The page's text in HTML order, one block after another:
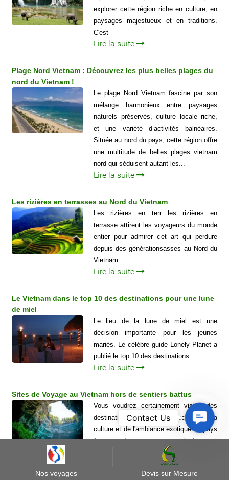
explorer cette région riche en culture, en
paysages majestueux et en traditions.
C'est
Lire la suite
Plage Nord Vietnam : Découvrez les plus belles plages du
nord du Vietnam !
Le plage Nord Vietnam fascine par son
mélange harmonieux entre paysages
naturels préservés, culture locale riche,
et une variété d’activités balnéaires.
Située au nord du pays, cette région offre
une multitude de belles plages vietnam
nord qui séduisent autant les...
Lire la suite
Les rizières en terrasses au Nord du Vietnam
Les rizières en terr les rizières en
terrasse attirent les voyageurs du monde
entier pour admirer cet art qui perdure
depuis des générationsasses au Nord du
Vietnam
Lire la suite
Le Vietnam dans le top 10 des destinations pour une lune
de miel
Le lieu de la lune de miel est une
décision importante pour les jeunes
mariés. Le célèbre guide Lonely Planet a
publié le top 10 des destinations...
Lire la suite
Sites de Voyage au Vietnam hors de sentiers battus
Vous voudrez certainement visiter des
destinations qui vous rapprochent de la
culture et de l'ambiance exotique du pays
à travers des paysages naturels à couper
Nos voyages Devis sur Mesure
Contact
Us
Contact Us